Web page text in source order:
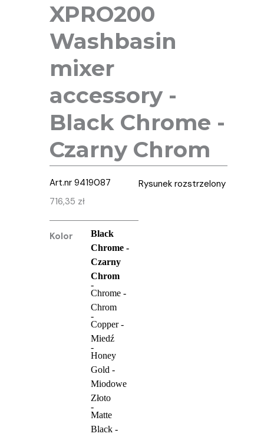
XPRO200
Washbasin
mixer
accessory -
Black Chrome -
Czarny Chrom
Art.nr9419087
716,35 zł
Kolor
Black
Chrome -
Czarny
Chrom
Chrome -
Chrom
Copper -
Miedź
Honey
Gold -
Miodowe
Złoto
Matte
Black -
Rysunek rozstrzelony